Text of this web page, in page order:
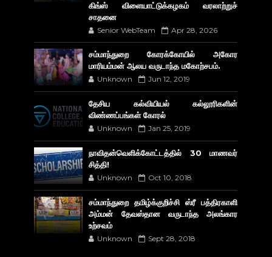
கிங்ஸ் விளையாட்டுக்கழகம் வரலாற்றுச்
சாதனை
Senior WebTeam Apr 28, 2026
சம்மாந்துறை கோரக்கோயில் அகோர​
மாரியம்மன் ஆலய வருடாந்த மகோற்சபம்.
Unknown Jun 12, 2019
தேசிய கல்வியியல் கல்லூரிகளின்
விண்ணப்பங்கள் கோரல்
Unknown Jan 25, 2019
நாவிதன்வெளிக்கோட்டத்தில் 30 மாணவர்
சித்தி!
Unknown Oct 10, 2018
சம்மாந்துறை தமிழ்க்குறிச்சி ஸ்ரீ பத்திரகாளி
அம்மன் தேவஸ்தான வருடாந்த அலங்கார
உற்சவம்
Unknown Sept 28, 2018